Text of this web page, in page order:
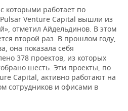
которыми работает по
Venture Capital вышли из
отметил Айдельдинов. В этом
второй раз. В прошлом году,
она показала себя
378 проектов, из которых
шесть. Эти проекты, по
Capital, активно работают на
сотрудников и офисами в